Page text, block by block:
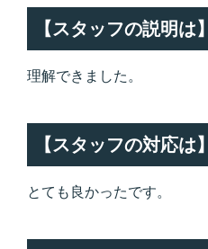
【スタッフの説明は】
理解できました。
【スタッフの対応は】
とても良かったです。